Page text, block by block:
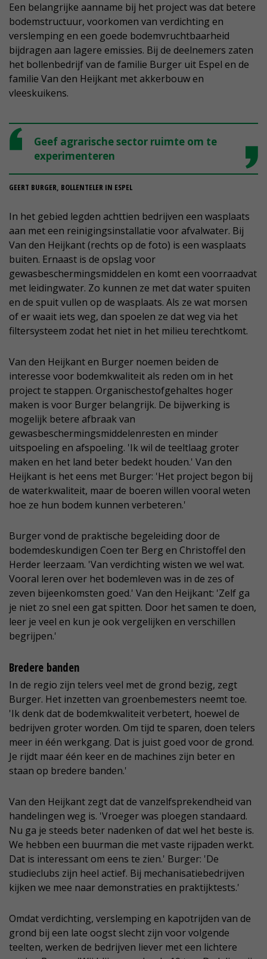
Een belangrijke aanname bij het project was dat betere
bodemstructuur, voorkomen van verdichting en
verslemping en een goede bodemvruchtbaarheid
bijdragen aan lagere emissies. Bij de deelnemers zaten
het bollenbedrijf van de familie Burger uit Espel en de
familie Van den Heijkant met akkerbouw en
vleeskuikens.
Geef agrarische sector ruimte om te
experimenteren
GEERT BURGER, BOLLENTELER IN ESPEL
In het gebied legden achttien bedrijven een wasplaats
aan met een reinigingsinstallatie voor afvalwater. Bij
Van den Heijkant (rechts op de foto) is een wasplaats
buiten. Ernaast is de opslag voor
gewasbeschermingsmiddelen en komt een voorraadvat
met leidingwater. Zo kunnen ze met dat water spuiten
en de spuit vullen op de wasplaats. Als ze wat morsen
of er waait iets weg, dan spoelen ze dat weg via het
filtersysteem zodat het niet in het milieu terechtkomt.
Van den Heijkant en Burger noemen beiden de
interesse voor bodemkwaliteit als reden om in het
project te stappen. Organischestofgehaltes hoger
maken is voor Burger belangrijk. De bijwerking is
mogelijk betere afbraak van
gewasbeschermingsmiddelenresten en minder
uitspoeling en afspoeling. 'Ik wil de teeltlaag groter
maken en het land beter bedekt houden.' Van den
Heijkant is het eens met Burger: 'Het project begon bij
de waterkwaliteit, maar de boeren willen vooral weten
hoe ze hun bodem kunnen verbeteren.'
Burger vond de praktische begeleiding door de
bodemdeskundigen Coen ter Berg en Christoffel den
Herder leerzaam. 'Van verdichting wisten we wel wat.
Vooral leren over het bodemleven was in de zes of
zeven bijeenkomsten goed.' Van den Heijkant: 'Zelf ga
je niet zo snel een gat spitten. Door het samen te doen,
leer je veel en kun je ook vergelijken en verschillen
begrijpen.'
Bredere banden
In de regio zijn telers veel met de grond bezig, zegt
Burger. Het inzetten van groenbemesters neemt toe.
'Ik denk dat de bodemkwaliteit verbetert, hoewel de
bedrijven groter worden. Om tijd te sparen, doen telers
meer in één werkgang. Dat is juist goed voor de grond.
Je rijdt maar één keer en de machines zijn beter en
staan op bredere banden.'
Van den Heijkant zegt dat de vanzelfsprekendheid van
handelingen weg is. 'Vroeger was ploegen standaard.
Nu ga je steeds beter nadenken of dat wel het beste is.
We hebben een buurman die met vaste rijpaden werkt.
Dat is interessant om eens te zien.' Burger: 'De
studieclubs zijn heel actief. Bij mechanisatiebedrijven
kijken we mee naar demonstraties en praktijktests.'
Omdat verdichting, verslemping en kapotrijden van de
grond bij een late oogst slecht zijn voor volgende
teelten, werken de bedrijven liever met een lichtere